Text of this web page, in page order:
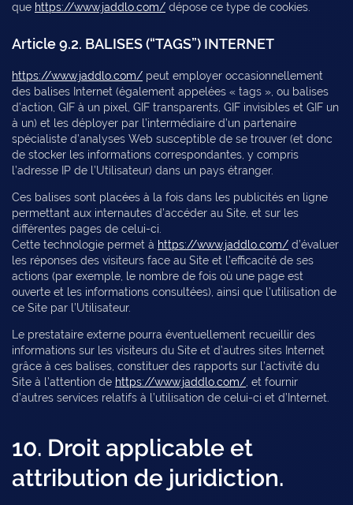
que https://www.jaddlo.com/ dépose ce type de cookies.
Article 9.2. BALISES (“TAGS”) INTERNET
https://www.jaddlo.com/ peut employer occasionnellement
des balises Internet (également appelées « tags », ou balises
d’action, GIF à un pixel, GIF transparents, GIF invisibles et GIF un
à un) et les déployer par l’intermédiaire d’un partenaire
spécialiste d’analyses Web susceptible de se trouver (et donc
de stocker les informations correspondantes, y compris
l’adresse IP de l’Utilisateur) dans un pays étranger.
Ces balises sont placées à la fois dans les publicités en ligne
permettant aux internautes d’accéder au Site, et sur les
différentes pages de celui-ci.
Cette technologie permet à https://www.jaddlo.com/ d’évaluer
les réponses des visiteurs face au Site et l’efficacité de ses
actions (par exemple, le nombre de fois où une page est
ouverte et les informations consultées), ainsi que l’utilisation de
ce Site par l’Utilisateur.
Le prestataire externe pourra éventuellement recueillir des
informations sur les visiteurs du Site et d’autres sites Internet
grâce à ces balises, constituer des rapports sur l’activité du
Site à l’attention de https://www.jaddlo.com/, et fournir
d’autres services relatifs à l’utilisation de celui-ci et d’Internet.
10. Droit applicable et
attribution de juridiction.